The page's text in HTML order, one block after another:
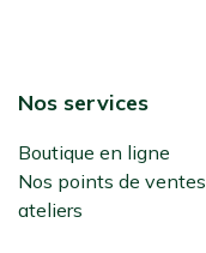
Nos services
Boutique en ligne
Nos points de ventes
ateliers